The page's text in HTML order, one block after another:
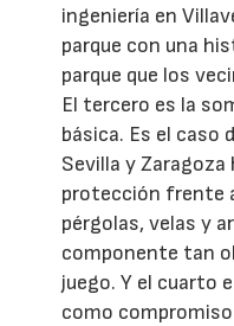
ingeniería en
parque con una
parque que los
El tercero es la
básica. Es el caso
Sevilla y
protección frente
pérgolas, velas y
componente tan
juego. Y el cuarto
como